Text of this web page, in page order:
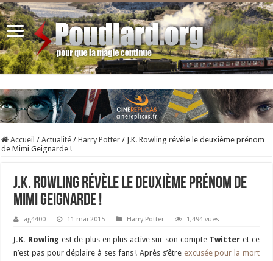
Accueil / Actualité / Harry Potter / J.K. Rowling révèle le deuxième prénom
de Mimi Geignarde !
J.K. Rowling révèle le deuxième prénom de
Mimi Geignarde !
ag4400 11 mai 2015 Harry Potter 1,494 vues
J.K. Rowling est de plus en plus active sur son compte Twitter et ce
n’est pas pour déplaire à ses fans ! Après s’être excusée pour la mort